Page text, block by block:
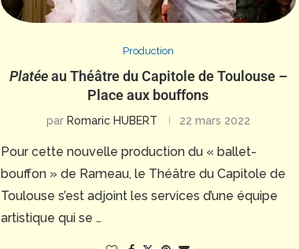
Production
Platéeau Théâtre du Capitole de Toulouse –
Place aux bouffons
par Romaric HUBERT 22 mars 2022
Pour cette nouvelle production du « ballet-
bouffon » de Rameau, le Théâtre du Capitole de
Toulouse s’est adjoint les services d’une équipe
artistique qui se …